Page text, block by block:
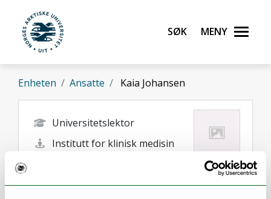
Gå til hovedinnhold
UiT Norges arktiske universitet
Søk Meny
Enheten Ansatte Kaia Johansen
Universitetslektor
Institutt for klinisk medisin
Tromsø